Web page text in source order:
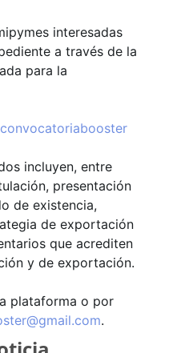
interesadas
a través de la
para la
incluyen, entre
presentación
de existencia,
de exportación
que acrediten
y de exportación.
plataforma o por
.